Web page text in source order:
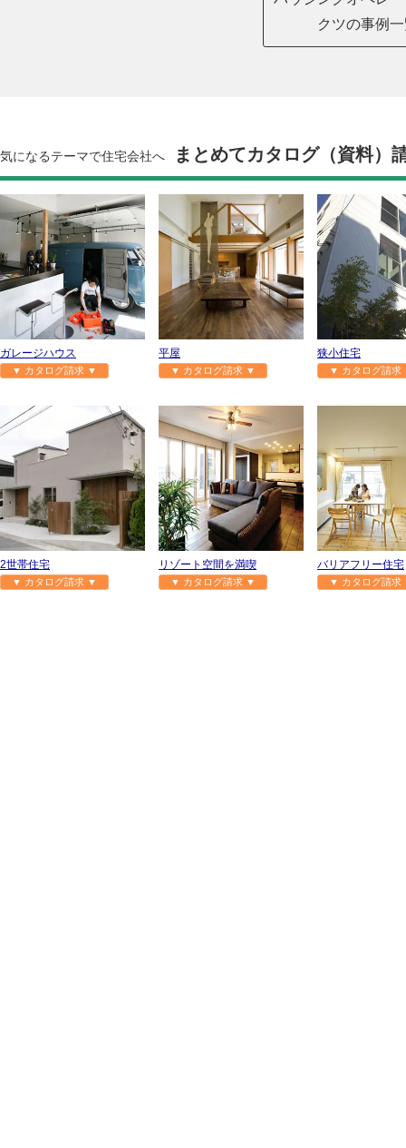
クツの事例
気になるテーマで住宅会社へ まとめてカタログ（資料）
ガレージハウス
▼ カタログ請求 ▼
平屋
▼ カタログ請求 ▼
狭小住宅
▼ カタログ請
2世帯住宅
▼ カタログ請求 ▼
リゾート空間を満喫
▼ カタログ請求 ▼
バリアフリー住宅
▼ カタログ請